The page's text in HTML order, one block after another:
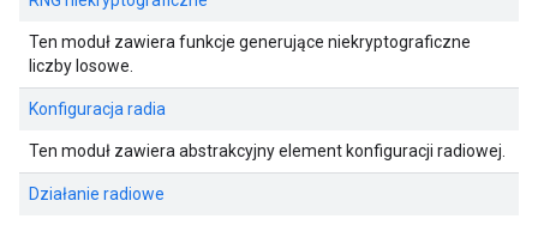
Ten moduł zawiera funkcje generujące niekryptograficzne
liczby losowe.
Konfiguracja radia
Ten moduł zawiera abstrakcyjny element konfiguracji radiowej.
Działanie radiowe